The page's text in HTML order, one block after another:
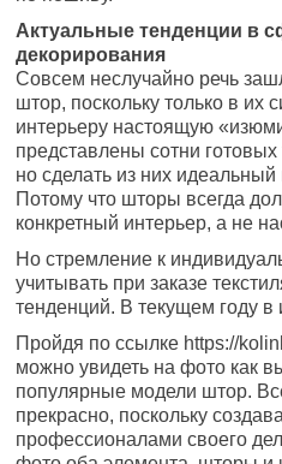
Актуальные тенденции в
декорирования
Совсем неслучайно речь
штор, поскольку только в их
интерьеру настоящую
представлены сотни
но сделать из них
Потому что шторы всегда
конкретный интерьер, а не
Но стремление к
учитывать при заказе
тенденций. В текущем году в
Пройдя по ссылке https://
можно увидеть на фото как
популярные модели штор.
прекрасно, поскольку
профессионалами своего